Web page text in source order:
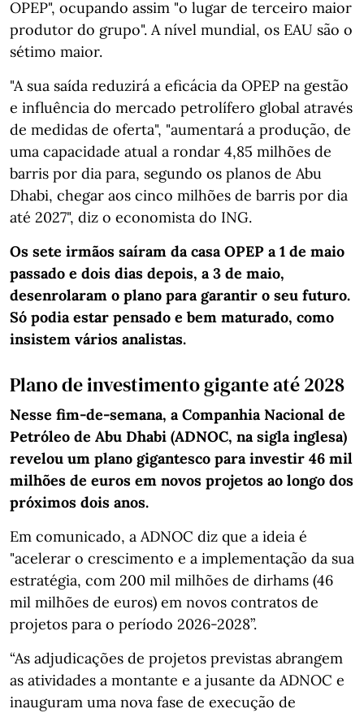
OPEP", ocupando assim "o lugar de terceiro maior
produtor do grupo". A nível mundial, os EAU são o
sétimo maior.
"A sua saída reduzirá a eficácia da OPEP na gestão
e influência do mercado petrolífero global através
de medidas de oferta", "aumentará a produção, de
uma capacidade atual a rondar 4,85 milhões de
barris por dia para, segundo os planos de Abu
Dhabi, chegar aos cinco milhões de barris por dia
até 2027", diz o economista do ING.
Os sete irmãos saíram da casa OPEP a 1 de maio
passado e dois dias depois, a 3 de maio,
desenrolaram o plano para garantir o seu futuro.
Só podia estar pensado e bem maturado, como
insistem vários analistas.
Plano de investimento gigante até 2028
Nesse fim-de-semana, a Companhia Nacional de
Petróleo de Abu Dhabi (ADNOC, na sigla inglesa)
revelou um plano gigantesco para investir 46 mil
milhões de euros em novos projetos ao longo dos
próximos dois anos.
Em comunicado, a ADNOC diz que a ideia é
"acelerar o crescimento e a implementação da sua
estratégia, com 200 mil milhões de dirhams (46
mil milhões de euros) em novos contratos de
projetos para o período 2026-2028”.
“As adjudicações de projetos previstas abrangem
as atividades a montante e a jusante da ADNOC e
inauguram uma nova fase de execução de